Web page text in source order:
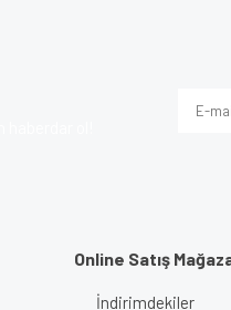
Online Satış
İndirimdekiler